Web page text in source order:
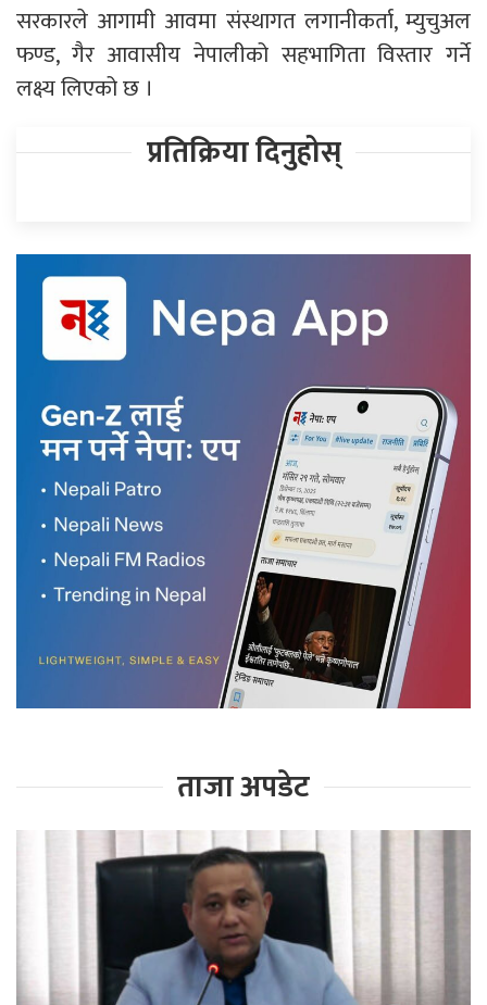
सरकारले आगामी आवमा संस्थागत लगानीकर्ता, म्युचुअल
फण्ड, गैर आवासीय नेपालीको सहभागिता विस्तार गर्ने
लक्ष्य लिएको छ ।
प्रतिक्रिया दिनुहोस्
ताजा अपडेट